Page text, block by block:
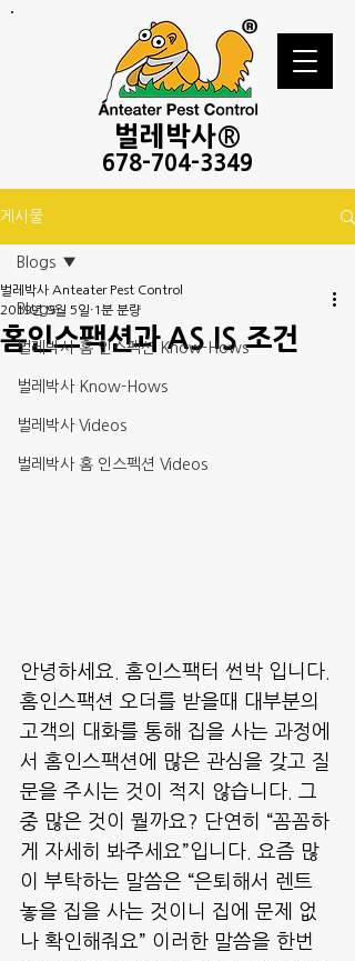
벌레 박사®
678-704-3349
게시물
Blogs
벌레박사 홈 인스펙션 Know-Hows
벌레박사 Know-Hows
벌레박사 Videos
벌레박사 홈 인스펙션 Videos
Blogs
홈인스팩션과 AS IS 조건
벌레박사 Anteater Pest Control
2019년 9월 5일 1분 분량
안녕하세요. 홈인스팩터 썬박 입니다.
홈인스팩션 오더를 받을때 대부분의
고객의 대화를 통해 집을 사는 과정에
서 홈인스팩션에 많은 관심을 갖고 질
문을 주시는 것이 적지 않습니다. 그
중 많은 것이 뭘까요? 단연히 “꼼꼼하
게 자세히 봐주세요”입니다. 요즘 많
이 부탁하는 말씀은 “은퇴해서 렌트
놓을 집을 사는 것이니 집에 문제 없
나 확인해줘요” 이러한 말씀을 한번